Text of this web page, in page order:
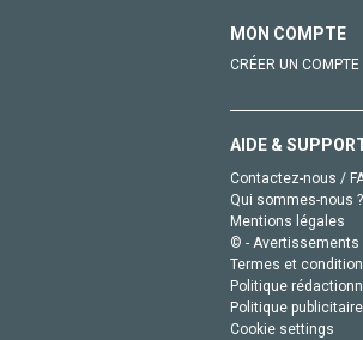
MON COMPTE
CRÉER UN COMPTE
AIDE &
Contactez-nous /
Qui sommes-nous ?
Mentions légales
© - Avertissements
Termes et
Politique
Politique publicitaire
Cookie settings